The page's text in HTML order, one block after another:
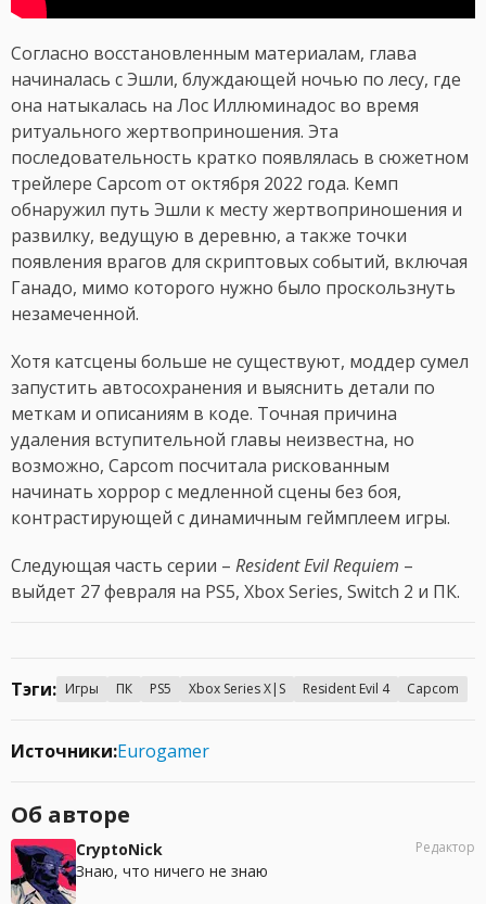
Согласно восстановленным материалам, глава
начиналась с Эшли, блуждающей ночью по лесу, где
она натыкалась на Лос Иллюминадос во время
ритуального жертвоприношения. Эта
последовательность кратко появлялась в сюжетном
трейлере Capcom от октября 2022 года. Кемп
обнаружил путь Эшли к месту жертвоприношения и
развилку, ведущую в деревню, а также точки
появления врагов для скриптовых событий, включая
Ганадо, мимо которого нужно было проскользнуть
незамеченной.
Хотя катсцены больше не существуют, моддер сумел
запустить автосохранения и выяснить детали по
меткам и описаниям в коде. Точная причина
удаления вступительной главы неизвестна, но
возможно, Capcom посчитала рискованным
начинать хоррор с медленной сцены без боя,
контрастирующей с динамичным геймплеем игры.
Следующая часть серии – Resident Evil Requiem –
выйдет 27 февраля на PS5, Xbox Series, Switch 2 и ПК.
Тэги: Игры ПК PS5 Xbox Series X|S Resident Evil 4 Capcom
Источники:Eurogamer
Об авторе
CryptoNick
Знаю, что ничего не знаю
Редактор